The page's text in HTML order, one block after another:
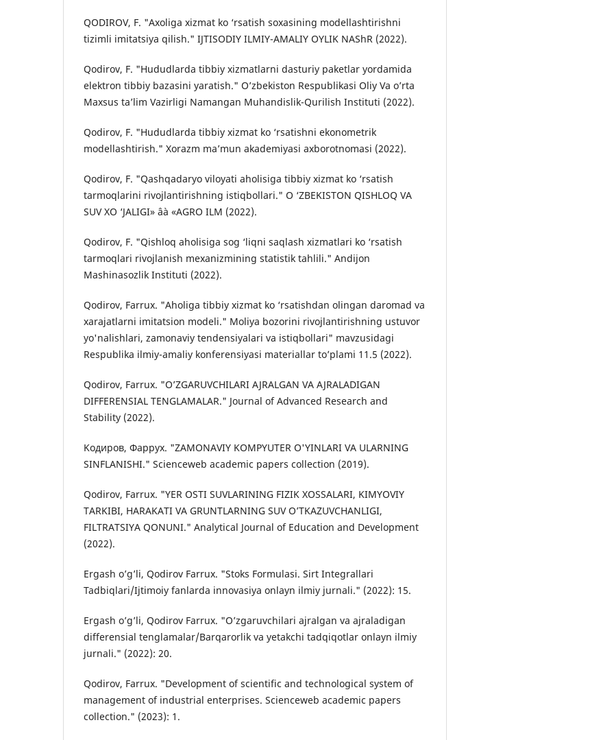
QODIROV, F. "Axoliga xizmat ko ‘rsatish soxasining modellashtirishni
tizimli imitatsiya qilish." IЈTISODIY ILMIY-AMALIY OYLIK NAShR (2022).
Qodirov, F. "Hududlarda tibbiy xizmatlarni dasturiy paketlar yordamida
elektron tibbiy bazasini yaratish." O’zbekiston Respublikasi Oliy Va o’rta
Maxsus ta’lim Vazirligi Namangan Muhandislik-Qurilish Instituti (2022).
Qodirov, F. "Hududlarda tibbiy xizmat ko ‘rsatishni ekonometrik
modellashtirish." Xorazm ma’mun akademiyasi axborotnomasi (2022).
Qodirov, F. "Qashqadaryo viloyati aholisiga tibbiy xizmat ko ‘rsatish
tarmoqlarini rivojlantirishning istiqbollari." O ‘ZBEKISTON QISHLOQ VA
SUV XO ‘JALIGI» âà «AGRO ILM (2022).
Qodirov, F. "Qishloq aholisiga sog ‘liqni saqlash xizmatlari ko ‘rsatish
tarmoqlari rivojlanish mexanizmining statistik tahlili." Andijon
Mashinasozlik Instituti (2022).
Qodirov, Farrux. "Aholiga tibbiy xizmat ko ‘rsatishdan olingan daromad va
xarajatlarni imitatsion modeli." Moliya bozorini rivojlantirishning ustuvor
yo'nalishlari, zamonaviy tendensiyalari va istiqbollari" mavzusidagi
Respublika ilmiy-amaliy konferensiyasi materiallar to’plami 11.5 (2022).
Qodirov, Farrux. "O’ZGARUVCHILARI AJRALGAN VA AJRALADIGAN
DIFFERENSIAL TENGLAMALAR." Journal of Advanced Research and
Stability (2022).
Kодиров, Фаррух. "ZAMONAVIY KOMPYUTER O'YINLARI VA ULARNING
SINFLANISHI." Scienceweb academic papers collection (2019).
Qodirov, Farrux. "YER ОSTI SUVLАRINING FIZIK ХОSSАLАRI, KIMYOVIY
TАRKIBI, HАRАKАTI VА GRUNTLАRNING SUV O’TKАZUVCHАNLIGI,
FILTRАTSIYA QОNUNI." Analytical Journal of Education and Development
(2022).
Ergash o’g’li, Qodirov Farrux. "Stoks Formulasi. Sirt Integrallari
Tadbiqlari/Ijtimoiy fanlarda innovasiya onlayn ilmiy jurnali." (2022): 15.
Ergash o’g’li, Qodirov Farrux. "O’zgaruvchilari ajralgan va ajraladigan
differensial tenglamalar/Barqarorlik va yetakchi tadqiqotlar onlayn ilmiy
jurnali." (2022): 20.
Qodirov, Farrux. "Development of scientific and technological system of
management of industrial enterprises. Scienceweb academic papers
collection." (2023): 1.